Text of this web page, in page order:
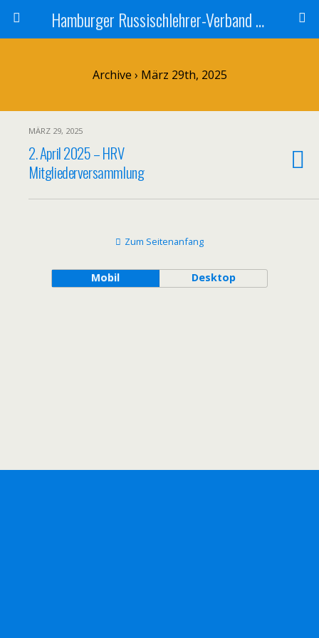
Hamburger Russischlehrer-Verband e.V.
Archive › März 29th, 2025
MÄRZ 29, 2025
2. April 2025 – HRV
Mitgliederversammlung
Zum Seitenanfang
Mobil Desktop